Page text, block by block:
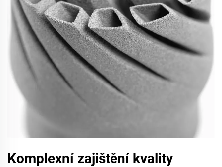
Komplexní zajištění kvality